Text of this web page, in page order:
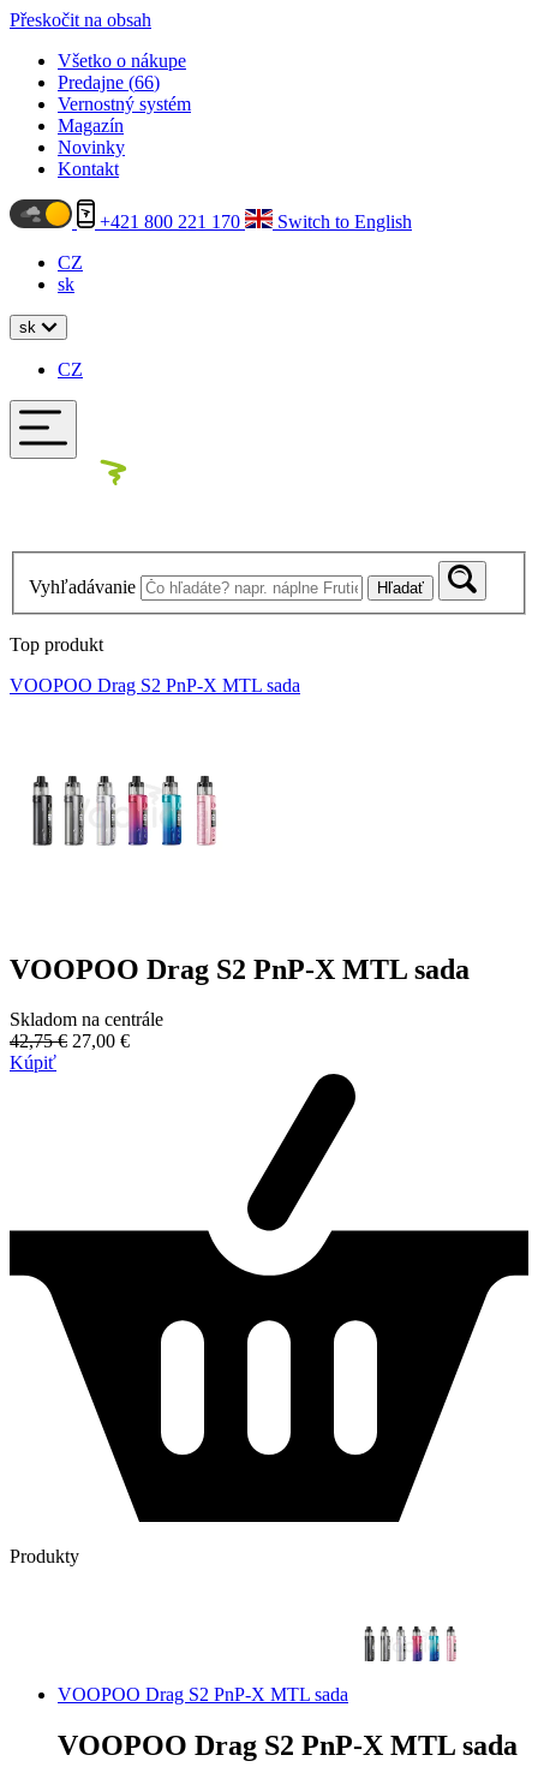
Přeskočit na obsah
Všetko o nákupe
Predajne (66)
Vernostný systém
Magazín
Novinky
Kontakt
+421 800 221 170
Switch to English
CZ
sk
sk
CZ
Vyhľadávanie Hľadať
Top produkt
VOOPOO Drag S2 PnP-X MTL sada
VOOPOO Drag S2 PnP-X MTL sada
Skladom na centrále
42,75 € 27,00 €
Kúpiť
Produkty
VOOPOO Drag S2 PnP-X MTL sada
VOOPOO Drag S2 PnP-X MTL sada